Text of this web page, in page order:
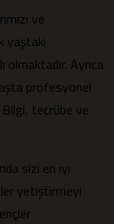
ve
yaştaki
olmaktadır. Ayrıca
profesyonel
Bilgi, tecrübe ve
sizi en iyi
yetiştirmeyi